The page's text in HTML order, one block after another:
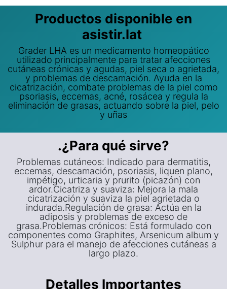
Productos disponible en
asistir.lat
Grader LHA es un medicamento homeopático
utilizado principalmente para tratar afecciones
cutáneas crónicas y agudas, piel seca o agrietada,
y problemas de descamación. Ayuda en la
cicatrización, combate problemas de la piel como
psoriasis, eccemas, acné, rosácea y regula la
eliminación de grasas, actuando sobre la piel, pelo
y uñas
.¿Para qué sirve?
Problemas cutáneos: Indicado para dermatitis,
eccemas, descamación, psoriasis, liquen plano,
impétigo, urticaria y prurito (picazón) con
ardor.Cicatriza y suaviza: Mejora la mala
cicatrización y suaviza la piel agrietada o
indurada.Regulación de grasa: Actúa en la
adiposis y problemas de exceso de
grasa.Problemas crónicos: Está formulado con
componentes como Graphites, Arsenicum album y
Sulphur para el manejo de afecciones cutáneas a
largo plazo.
Detalles Importantes